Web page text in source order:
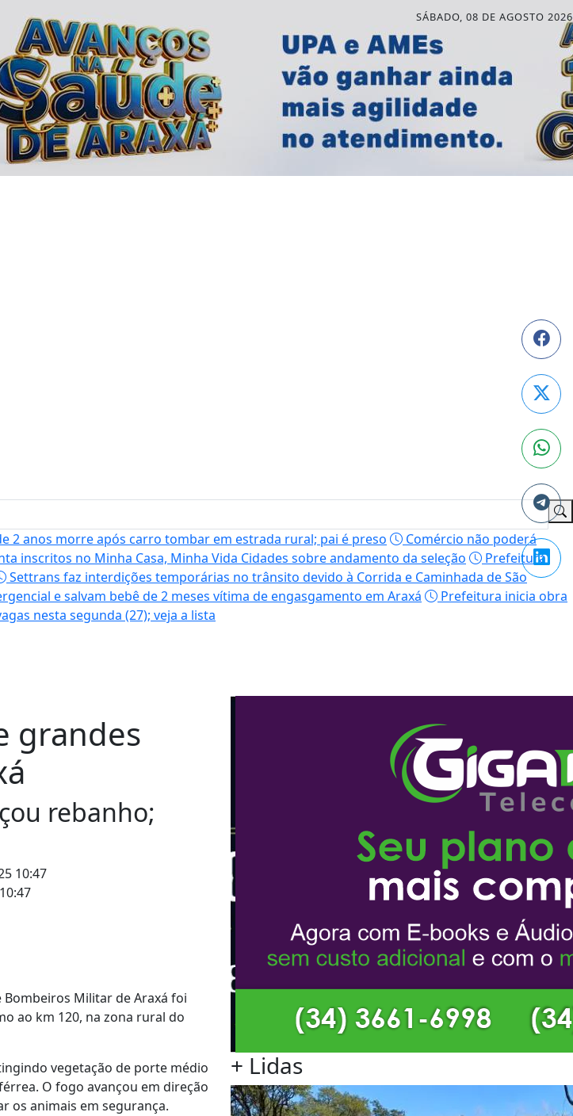
SÁBADO, 08 DE AGOSTO 2026
2 anos morre após carro tombar em estrada rural; pai é preso
Comércio não poderá
inscritos no Minha Casa, Minha Vida Cidades sobre andamento da seleção
Prefeitura
Settrans faz interdições temporárias no trânsito devido à Corrida e Caminhada de São
e salvam bebê de 2 meses vítima de engasgamento em Araxá
Prefeitura inicia obra
nesta segunda (27); veja a lista
grandes
rebanho;
10:47
Bombeiros Militar de Araxá foi
ao km 120, na zona rural do
vegetação de porte médio
O fogo avançou em direção
os animais em segurança.
+ Lidas